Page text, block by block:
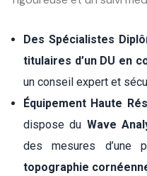
Des Spécialistes
titulaires d’un DU en
un conseil expert et
Équipement Haute
dispose du Wave
des mesures d’une
topographie